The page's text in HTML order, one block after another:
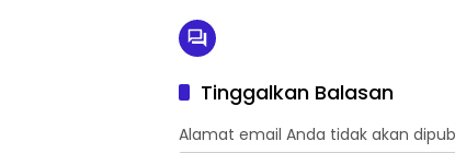
Tinggalkan Balasan
Alamat email Anda tidak akan